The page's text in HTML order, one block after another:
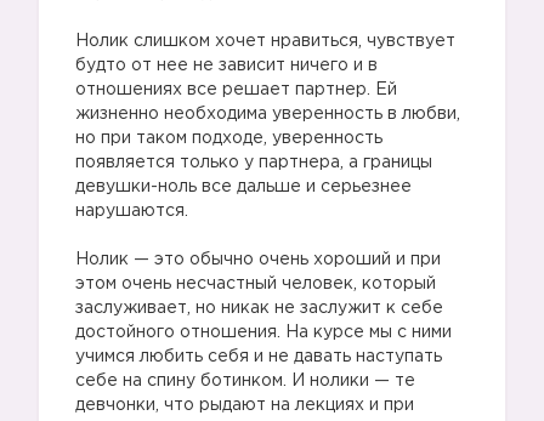
Нолик слишком хочет нравиться, чувствует
будто от нее не зависит ничего и в
отношениях все решает партнер. Ей
жизненно необходима уверенность в любви,
но при таком подходе, уверенность
появляется только у партнера, а границы
девушки-ноль все дальше и серьезнее
нарушаются.
Нолик — это обычно очень хороший и при
этом очень несчастный человек, который
заслуживает, но никак не заслужит к себе
достойного отношения. На курсе мы с ними
учимся любить себя и не давать наступать
себе на спину ботинком. И нолики — те
девчонки, что рыдают на лекциях и при